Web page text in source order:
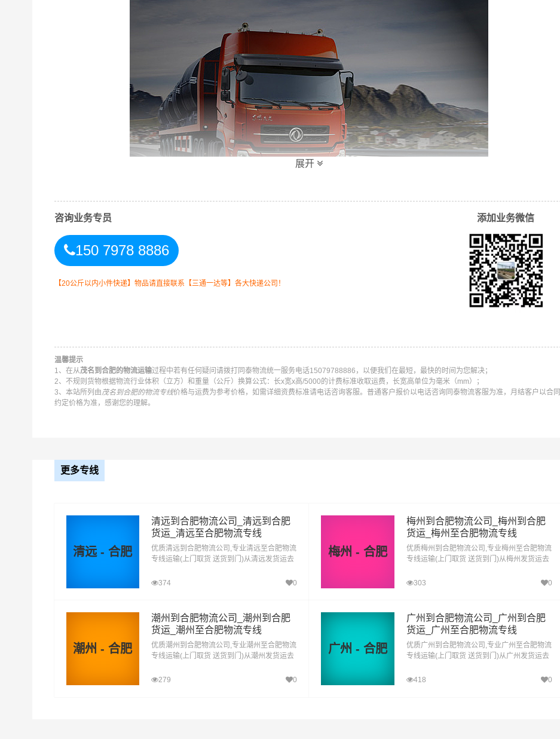
同泰茂名到合肥专线物流运输方式
同时，为了方便广大客户从茂名物流到合肥的不同运输时效和物流成本要求， 茂名到合肥物流多种运输方式，
以此来降低从广东茂名到合肥的物流专线运输成本，提高由茂名发货到合肥的物流效率，以便为新老客户提供更加优质完
同泰茂名到合肥物流公司平台优势
同泰在茂南区,电白区,高州,化州,信宜等地具有优势的物流网络资源，依靠瑶海区,庐阳区,蜀山区,包河区,长丰县,肥东县,肥
西县,庐江县,巢湖为转运中心，业务覆盖公路汽车快运，铁路特快运输，航空货运代理，仓储物流配送，产品物流，项目
物流，并提供上门取货，送货到门，货物打包，门到门运输等物流相关增值服务，同时在行业内率先开通茂名至合肥的物
展开
咨询业务专员
150 7978 8886
【20公斤以内小件快递】物品请直接联系【三通一达等】各大快递公司！
添加业务微信
温馨提示
1、在从茂名到合肥的物流运输过程中若有任何疑问请拨打同泰物流统一服务电话15079788886，以便我们在最短，最快的时间为您解决；
2、不规则货物根据物流行业体积（立方）和重量（公斤）换算公式：长x宽x高/5000的计费标准收取运费，长宽高单位为毫米（mm）；
3、本站所列由茂名到合肥的物流专线价格与运费为参考价格，如需详细资费标准请电话咨询客服。普通客户报价以电话咨询同泰物流客服为准，月结客户以合同
约定价格为准，感谢您的理解。
更多专线
清远 - 合肥
清远到合肥物流公司_清远到合肥
货运_清远至合肥物流专线
优质清远到合肥物流公司,专业清远至合肥物流
专线运输(上门取货 送货到门)从清远发货运去
达专线物流
374 0
梅州 - 合肥
梅州到合肥物流公司_梅州到合肥
货运_梅州至合肥物流专线
优质梅州到合肥物流公司,专业梅州至合肥物流
专线运输(上门取货 送货到门)从梅州发货运去
达专线物流
303 0
潮州 - 合肥
潮州到合肥物流公司_潮州到合肥
货运_潮州至合肥物流专线
优质潮州到合肥物流公司,专业潮州至合肥物流
专线运输(上门取货 送货到门)从潮州发货运去
达专线物流
279 0
广州 - 合肥
广州到合肥物流公司_广州到合肥
货运_广州至合肥物流专线
优质广州到合肥物流公司,专业广州至合肥物流
专线运输(上门取货 送货到门)从广州发货运去
达专线物流
418 0